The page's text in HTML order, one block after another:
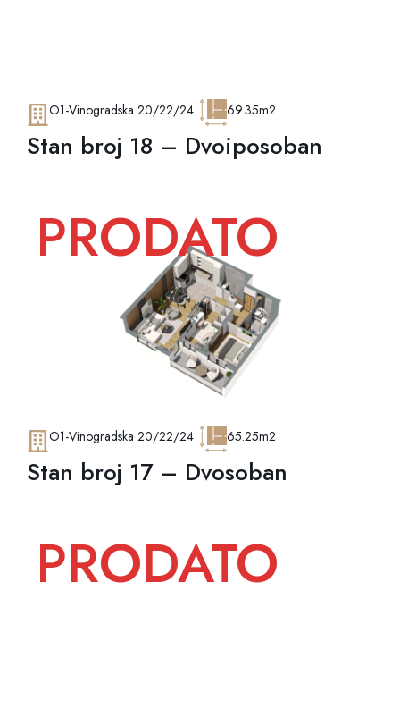
O1-Vinogradska 20/22/24 69.35m2
Stan broj 18 – Dvoiposoban
PRODATO
O1-Vinogradska 20/22/24 65.25m2
Stan broj 17 – Dvosoban
PRODATO